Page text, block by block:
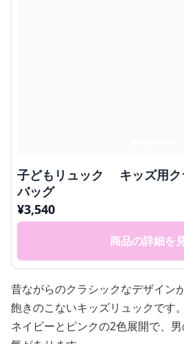
子どもリュック キッズ用ク
バッグ
¥3,540
商品の詳細を
昔ながらのクラシックなデザイン
飽きのこないキッズリュックです。
ネイビーとピンクの2色展開で、